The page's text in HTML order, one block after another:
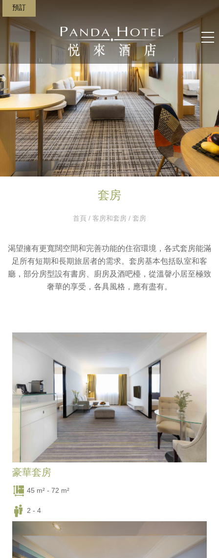
預訂
套房
首頁 / 客房和套房 / 套房
渴望擁有更寬闊空間和完善功能的住宿環境，各式套房能滿
足所有短期和長期旅居者的需求。套房基本包括臥室和客
廳，部分房型設有書房、廚房及酒吧檯，從溫韾小居至極致
奢華的享受，各具風格，應有盡有。
豪華套房
45 m² - 72 m²
2 - 4
一張豪華大床 / 一張豪華大床 + 兩張單人床